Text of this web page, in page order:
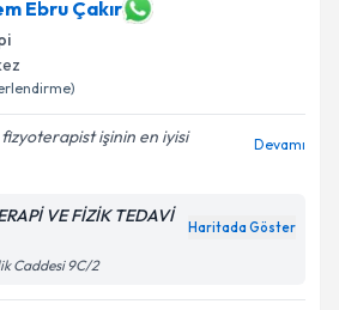
Ebru Çakır
işinin en iyisi
Devamı
VE FİZİK TEDAVİ
Haritada Göster
Caddesi 9C/2